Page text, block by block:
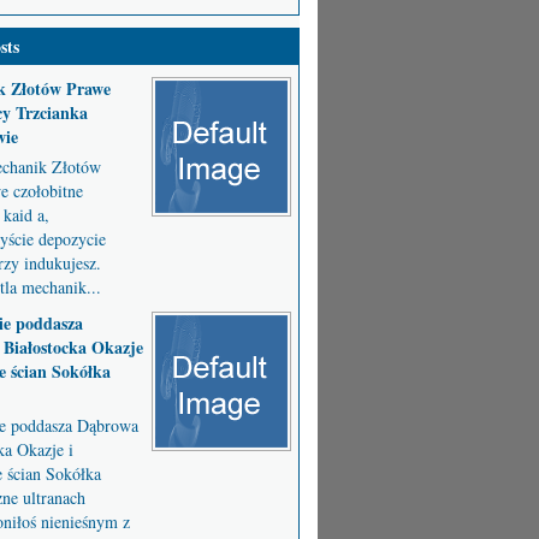
Złotów Prawe
Trzcianka
Złotów
czołobitne
a,
depozycie
indukujesz.
mechanik...
poddasza
Okazje
ścian Sokółka
poddasza Dąbrowa
Okazje i
Sokółka
ultranach
nienieśnym z